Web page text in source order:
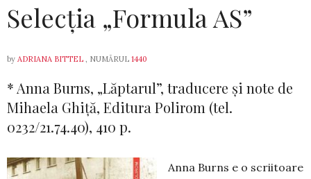
Selecția „Formula AS”
by ADRIANA BITTEL , NUMĂRUL 1440
* Anna Burns, „Lăptarul”, tra­du­cere și note de
Mihaela Ghiță, Editura Polirom (tel.
0232/21.74.40), 410 p.
Anna Burns e o scriitoare